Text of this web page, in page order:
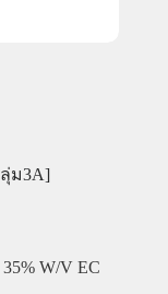
ม3A]
W/V EC